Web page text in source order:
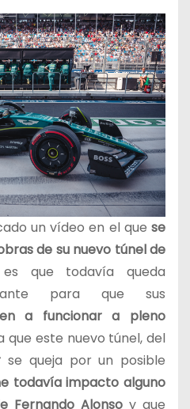
un vídeo en el que se
de su nuevo túnel de
que todavía queda
para que sus
a funcionar a pleno
que este nuevo túnel, del
se queja por un posible
todavía impacto alguno
Fernando Alonsoy que